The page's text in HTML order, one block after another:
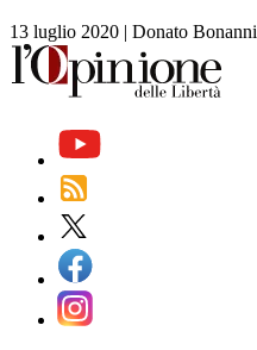
13 luglio 2020 | Donato Bonanni